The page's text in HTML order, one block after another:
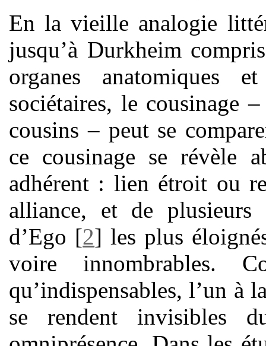
En la vieille analogie
jusqu’à Durkheim
organes anatomiques
sociétaires, le cousinage
cousins – peut se
ce cousinage se révèle
adhérent : lien étroit ou
alliance, et de plusieurs
d’Ego [2] les plus
voire innombrables.
qu’indispensables, l’un à
se rendent invisibles